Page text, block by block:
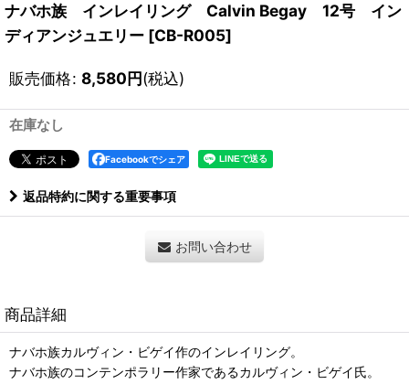
ナバホ族 インレイリング Calvin Begay 12号 イン
ディアンジュエリー [CB-R005]
販売価格: 8,580円(税込)
在庫なし
Facebookでシェア
返品特約に関する重要事項
お問い合わせ
商品詳細
ナバホ族カルヴィン・ビゲイ作のインレイリング。
ナバホ族のコンテンポラリー作家であるカルヴィン・ビゲイ氏。